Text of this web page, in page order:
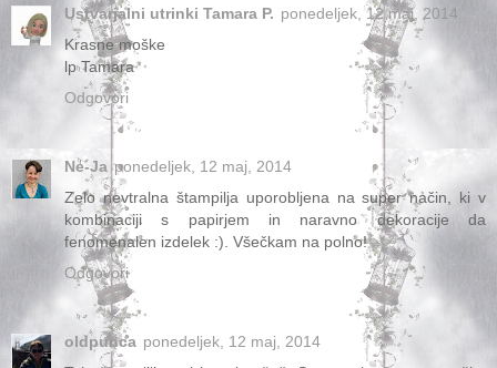
Ustvarjalni utrinki Tamara P. ponedeljek, 12 maj, 2014
Krasne moške
lp Tamara
Odgovori
Ne-Ja ponedeljek, 12 maj, 2014
Zelo nevtralna štampilja uporobljena na super način, ki v
kombinaciji s papirjem in naravno dekoracije da
fenomenalen izdelek :). Všečkam na polno!
Odgovori
oldpunca ponedeljek, 12 maj, 2014